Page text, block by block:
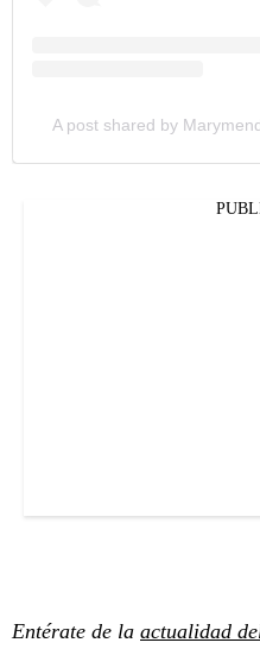
A post shared by
Entérate de la actualidad